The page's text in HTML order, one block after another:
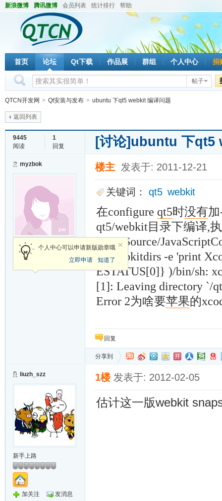
新浪微博 腾讯微博 会员列表 统计排行 帮助
首页 论坛 Qt下载 作品展 群组 个人中心 捐
帖子
QTCN开发网 > Qt安装与发布 > ubuntu 下qt5 webkit 编译问题
返回列表
9445
阅读
1
回复
[讨论]ubuntu 下qt5
myzbok
新手上路
个人中心可以申请新版勋章哦
立即申请
知道了
楼主 发表于: 2011-12-21
关键词： qt5 webkit
在configure qt5时没有
qt5/webkit目录下编译,
ebkit/Source/
-Mwebkitdirs -e 'print
ESTATUS[0]} )/bin/sh:
[1]: Leaving directory `/
Error 2为啥要苹果的
回复
分享到
liuzh_szz
新手上路
加关注 发消息
1楼 发表于: 2012-02-05
估计这一版webkit